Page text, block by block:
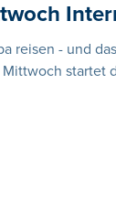
reisen - und
startet